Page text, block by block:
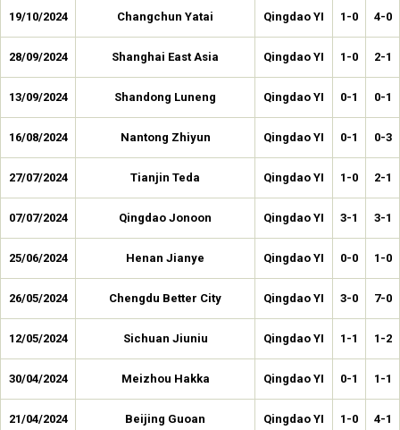
19/10/2024 Changchun Yatai Qingdao YI 1-0 4-0
28/09/2024 Shanghai East Asia Qingdao YI 1-0 2-1
13/09/2024 Shandong Luneng Qingdao YI 0-1 0-1
16/08/2024 Nantong Zhiyun Qingdao YI 0-1 0-3
27/07/2024 Tianjin Teda Qingdao YI 1-0 2-1
07/07/2024 Qingdao Jonoon Qingdao YI 3-1 3-1
25/06/2024 Henan Jianye Qingdao YI 0-0 1-0
26/05/2024 Chengdu Better City Qingdao YI 3-0 7-0
12/05/2024 Sichuan Jiuniu Qingdao YI 1-1 1-2
30/04/2024 Meizhou Hakka Qingdao YI 0-1 1-1
21/04/2024 Beijing Guoan Qingdao YI 1-0 4-1